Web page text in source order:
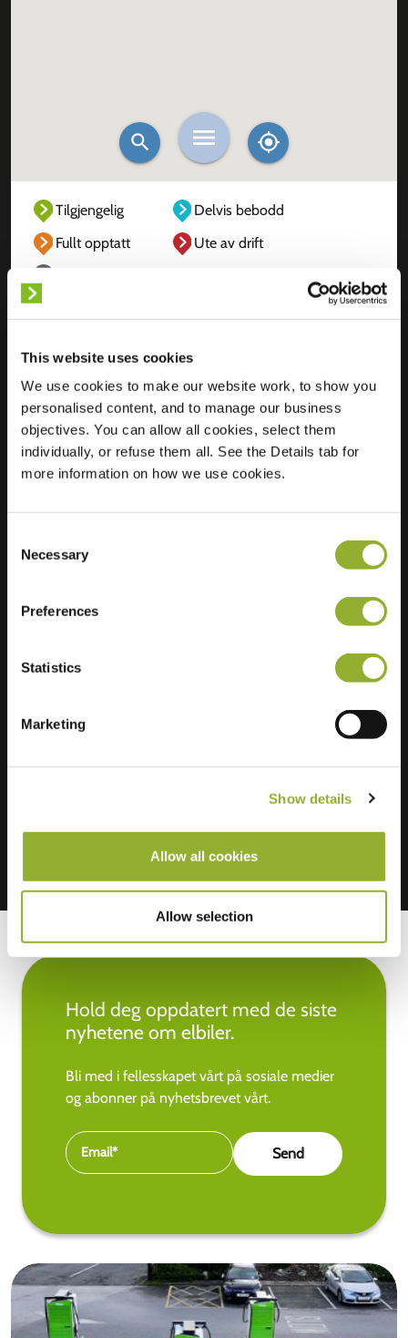
This website uses cookies
We use cookies to make our website work, to show you
personalised content, and to manage our business
objectives. You can allow all cookies, select them
individually, or refuse them all. See the Details tab for
more information on how we use cookies.
Selection
Necessary
Preferences
Statistics
Marketing
Show details
Allow all cookies
Allow selection
Tilgjengelig
Delvis bebodd
Fullt opptatt
Ute av drift
Sted
Avenue Du Général
De Gaulle
77090 Collégien
Frankrike
Regular Charging
Hold deg oppdatert med de siste
nyhetene om elbiler.
Bli med i fellesskapet vårt på sosiale medier
og abonner på nyhetsbrevet vårt.